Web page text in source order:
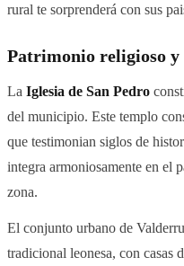
rural te sorprenderá con sus
Patrimonio religioso
La Iglesia de San Pedro
del municipio. Este templo
que testimonian siglos de
integra armoniosamente en el
zona.
El conjunto urbano de
tradicional leonesa, con casas